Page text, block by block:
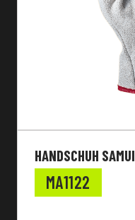
HANDSCHUH SAMUI
MA1122